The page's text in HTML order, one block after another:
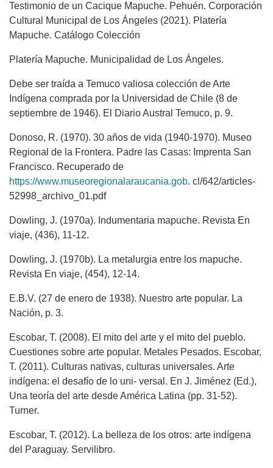
Testimonio de un Cacique Mapuche. Pehuén. Corporación
Cultural Municipal de Los Ángeles (2021). Platería
Mapuche. Catálogo Colección
Platería Mapuche. Municipalidad de Los Ángeles.
Debe ser traída a Temuco valiosa colección de Arte
Indígena comprada por la Universidad de Chile (8 de
septiembre de 1946). El Diario Austral Temuco, p. 9.
Donoso, R. (1970). 30 años de vida (1940-1970). Museo
Regional de la Frontera. Padre las Casas: Imprenta San
Francisco. Recuperado de
https://www.museoregionalaraucania.gob. cl/642/articles-
52998_archivo_01.pdf
Dowling, J. (1970a). Indumentaria mapuche. Revista En
viaje, (436), 11-12.
Dowling, J. (1970b). La metalurgia entre los mapuche.
Revista En viaje, (454), 12-14.
E.B.V. (27 de enero de 1938). Nuestro arte popular. La
Nación, p. 3.
Escobar, T. (2008). El mito del arte y el mito del pueblo.
Cuestiones sobre arte popular. Metales Pesados. Escobar,
T. (2011). Culturas nativas, culturas universales. Arte
indígena: el desafío de lo uni- versal. En J. Jiménez (Ed.),
Una teoría del arte desde América Latina (pp. 31-52).
Turner.
Escobar, T. (2012). La belleza de los otros: arte indígena
del Paraguay. Servilibro.